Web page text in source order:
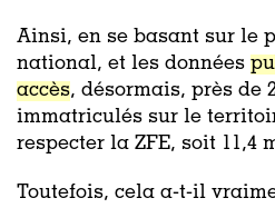
Ainsi, en se basant sur le
national, et les données
accès, désormais, près de
immatriculés sur le
respecter la ZFE, soit 11,4
Toutefois, cela a-t-il